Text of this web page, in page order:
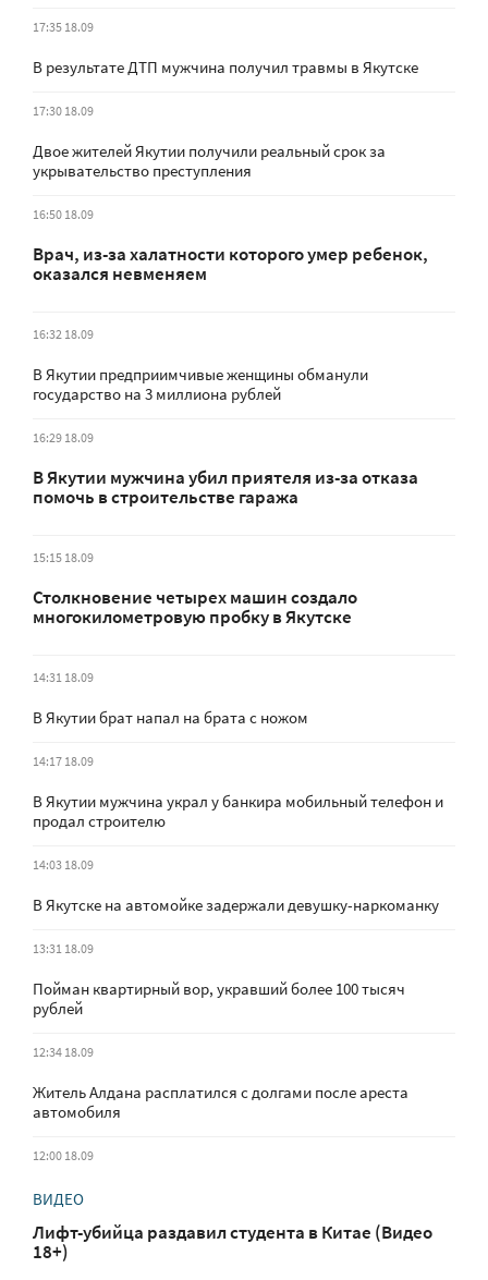
17:35 18.09
В результате ДТП мужчина получил травмы в Якутске
17:30 18.09
Двое жителей Якутии получили реальный срок за
укрывательство преступления
16:50 18.09
Врач, из-за халатности которого умер ребенок,
оказался невменяем
16:32 18.09
В Якутии предприимчивые женщины обманули
государство на 3 миллиона рублей
16:29 18.09
В Якутии мужчина убил приятеля из-за отказа
помочь в строительстве гаража
15:15 18.09
Столкновение четырех машин создало
многокилометровую пробку в Якутске
14:31 18.09
В Якутии брат напал на брата с ножом
14:17 18.09
В Якутии мужчина украл у банкира мобильный телефон и
продал строителю
14:03 18.09
В Якутске на автомойке задержали девушку-наркоманку
13:31 18.09
Пойман квартирный вор, укравший более 100 тысяч
рублей
12:34 18.09
Житель Алдана расплатился с долгами после ареста
автомобиля
12:00 18.09
ВИДЕО
Лифт-убийца раздавил студента в Китае (Видео
18+)